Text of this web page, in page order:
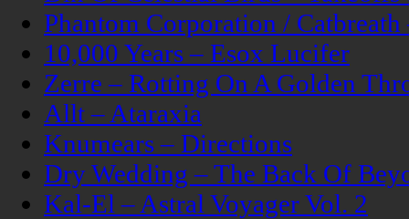
Phantom Corporation /
10,000 Years – Esox Lucifer
Zerre – Rotting On A Golden
Allt – Ataraxia
Knumears – Directions
Dry Wedding – The Back Of
Kal-El – Astral Voyager Vol. 2